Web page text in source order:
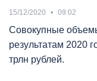
15/12/2020 09:02
Совокупные
результатам 2020
трлн рублей.